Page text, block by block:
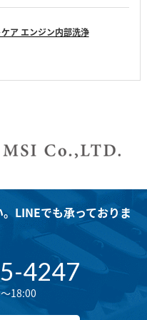
ア エンジン内部洗浄
LINEでも承っておりま
4247
18:00